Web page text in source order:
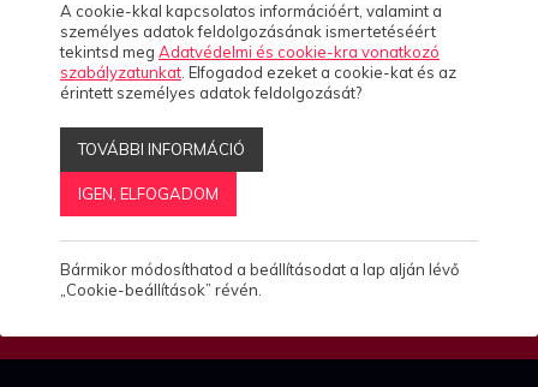
Home
Rólunk
Munkáink
Esettanulmányok
11
Megoldásaink
4
Termékeink
Rólunk
A cookie-kkal kapcsolatos információért, valamint a
személyes adatok feldolgozásának ismertetéséért
tekintsd meg Adatvédelmi és cookie-kra vonatkozó
szabályzatunkat . Elfogadod ezeket a cookie-kat és az
érintett személyes adatok feldolgozását?
TOVÁBBI INFORMÁCIÓ
IGEN, ELFOGADOM
Bármikor módosíthatod a beállításodat a lap alján lévő
„Cookie-beállítások” révén.